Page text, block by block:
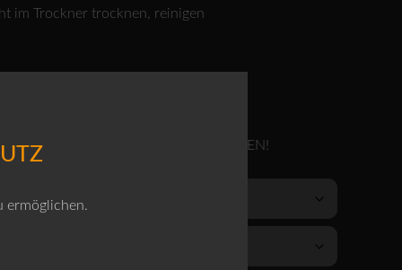
im Trockner trocknen, reinigen
EINE GRÖSSE GRÖSSER BESTELLEN!
ermöglichen.